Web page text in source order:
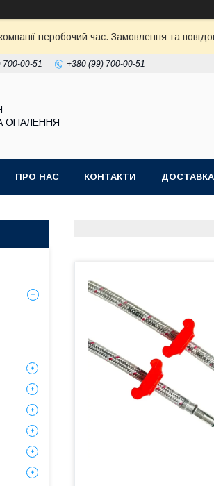
неробочий час. Замовлення та
700-00-51 +380 (99) 700-00-51
ОПАЛЕННЯ
ПРО НАС КОНТАКТИ